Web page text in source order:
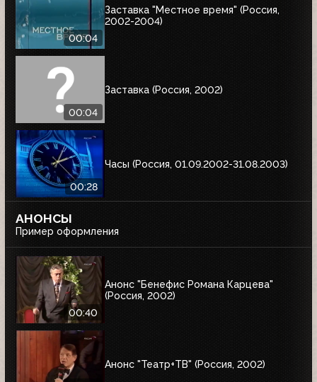
00:04
Заставка "Местное время" (Россия,
2002-2004)
00:04
Заставка (Россия, 2002)
00:28
Часы (Россия, 01.09.2002-31.08.2003)
АНОНСЫ
Пример оформления
00:40
Анонс "Бенефис Романа Карцева"
(Россия, 2002)
Анонс "Театр+ТВ" (Россия, 2002)